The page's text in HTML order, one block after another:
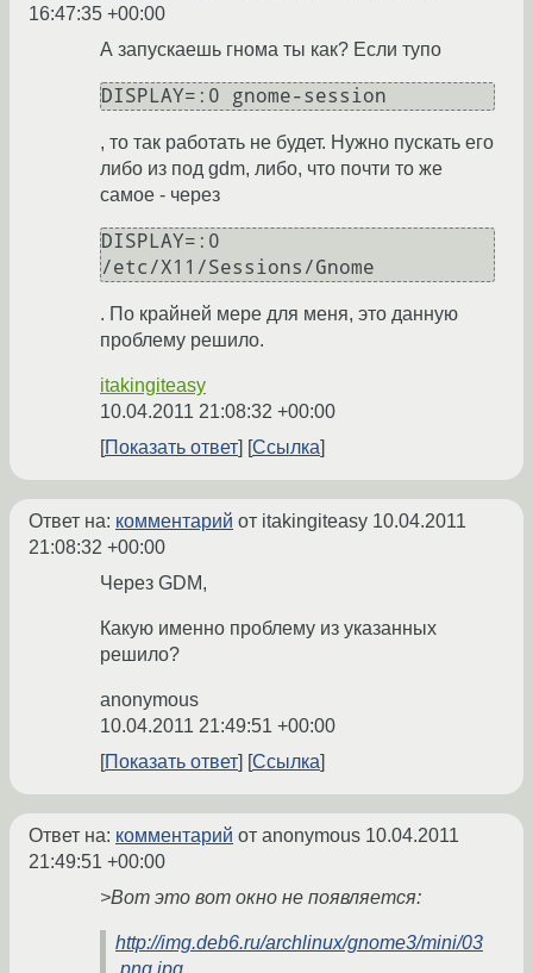
16:47:35 +00:00
А запускаешь гнома ты как? Если тупо
DISPLAY=:0 gnome-session
, то так работать не будет. Нужно пускать его
либо из под gdm, либо, что почти то же
самое - через
DISPLAY=:0
/etc/X11/Sessions/Gnome
. По крайней мере для меня, это данную
проблему решило.
itakingiteasy
10.04.2011 21:08:32 +00:00
Показать ответ
Ссылка
Ответ на: комментарий от itakingiteasy 10.04.2011
21:08:32 +00:00
Через GDM,
Какую именно проблему из указанных
решило?
anonymous
10.04.2011 21:49:51 +00:00
Показать ответ
Ссылка
Ответ на: комментарий от anonymous 10.04.2011
21:49:51 +00:00
>Вот это вот окно не появляется:
http://img.deb6.ru/archlinux/gnome3/mini/03